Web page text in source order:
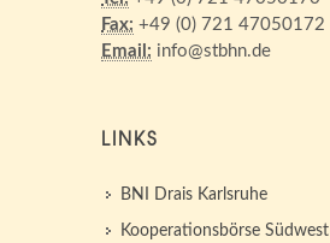
Fax: +49 (0) 721 47050172
Email: info@stbhn.de
LINKS
BNI Drais Karlsruhe
Kooperationsbörse Südwest